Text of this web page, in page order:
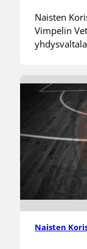
Naisten
Vimpelin
Naisten